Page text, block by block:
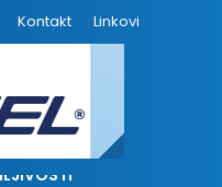
Kontakt Linkovi